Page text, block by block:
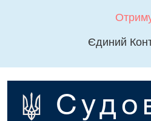
Єдиний